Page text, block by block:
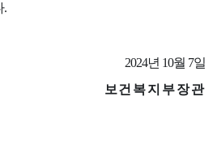
.
2024년 10월 7일
보건복지부장관